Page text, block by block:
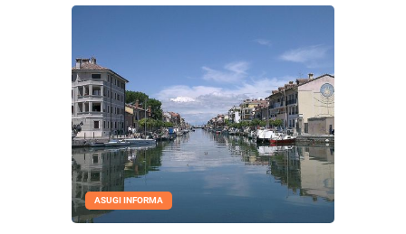
ASUGI INFORMA